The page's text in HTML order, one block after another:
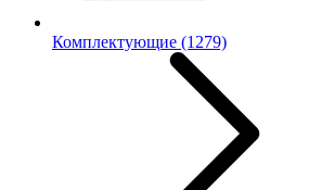
Комплектующие (1279)